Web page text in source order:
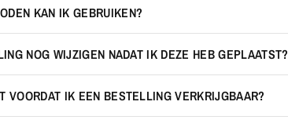
KAN IK GEBRUIKEN?
NOG WIJZIGEN NADAT IK DEZE HEB GEPLAATST?
VOORDAT IK EEN BESTELLING VERKRIJGBAAR?